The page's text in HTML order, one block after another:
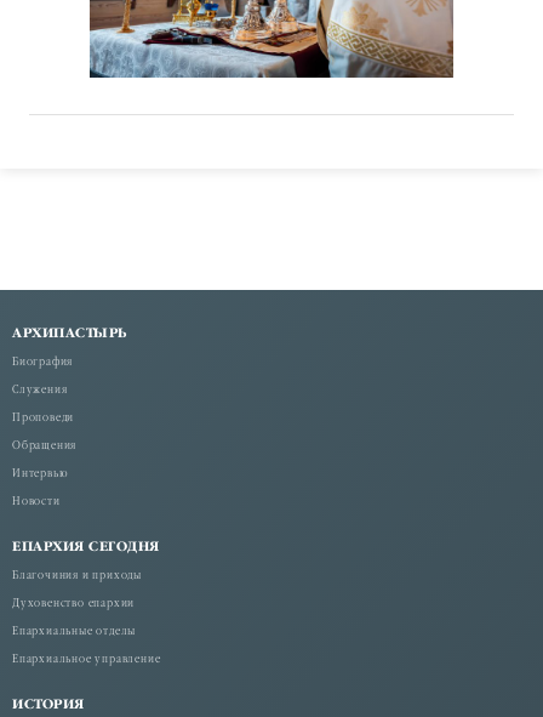
АРХИПАСТЫРЬ
Биография
Служения
Проповеди
Обращения
Интервью
Новости
ЕПАРХИЯ СЕГОДНЯ
Благочиния и приходы
Духовенство епархии
Епархиальные отделы
Епархиальное управление
ИСТОРИЯ